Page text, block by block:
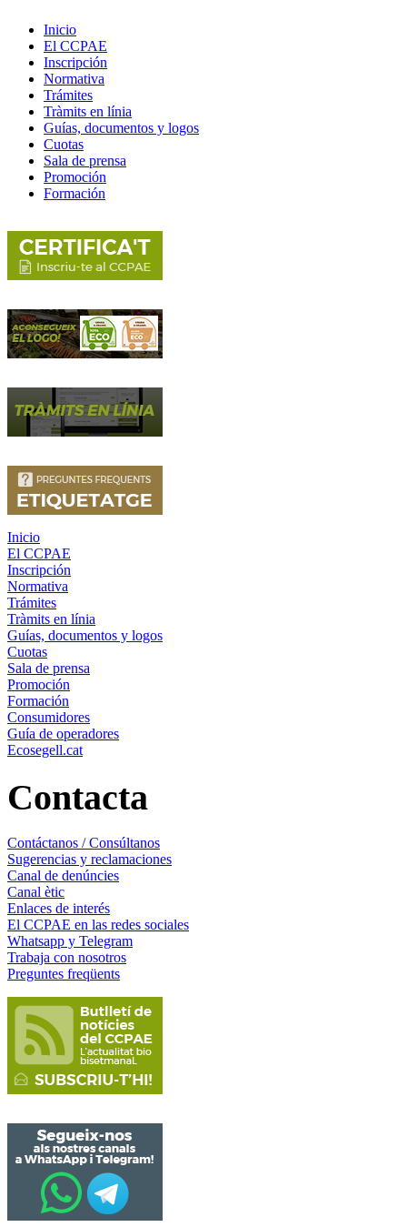
Inicio
El CCPAE
Inscripción
Normativa
Trámites
Tràmits en línia
Guías, documentos y logos
Cuotas
Sala de prensa
Promoción
Formación
Inicio
El CCPAE
Inscripción
Normativa
Trámites
Tràmits en línia
Guías, documentos y logos
Cuotas
Sala de prensa
Promoción
Formación
Consumidores
Guía de operadores
Ecosegell.cat
Contacta
Contáctanos / Consúltanos
Sugerencias y reclamaciones
Canal de denúncies
Canal ètic
Enlaces de interés
El CCPAE en las redes sociales
Whatsapp y Telegram
Trabaja con nosotros
Preguntes freqüents